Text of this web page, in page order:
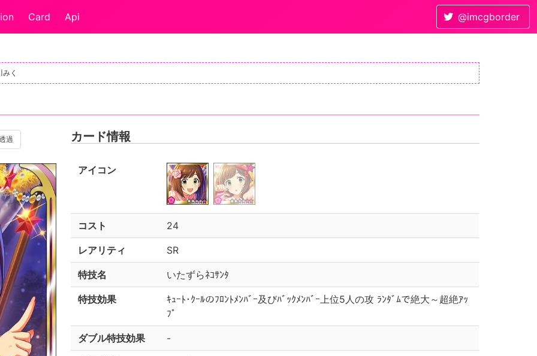
Card Api @imcgborder
く
過 カード情報
アイコン
コスト 24
レアリティ SR
特技名 いたずらﾈｺｻﾝﾀ
特技効果
ｷｭｰﾄ･ｸｰﾙのﾌﾛﾝﾄﾒﾝﾊﾞｰ及びﾊﾞｯｸﾒﾝﾊﾞｰ上位5人の攻 ﾗﾝﾀﾞﾑで絶大～超絶ｱｯ
ﾌﾟ
ダブル特技効果 -